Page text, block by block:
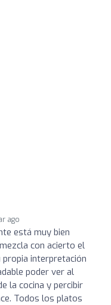
ago
está muy bien
con acierto el
propia interpretación
poder ver al
la cocina y percibir
Todos los platos